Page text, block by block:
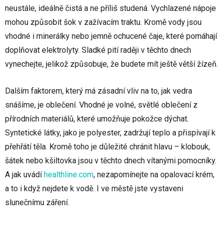
neustále, ideálně čistá a ne příliš studená. Vychlazené nápoje
mohou způsobit šok v zažívacím traktu. Kromě vody jsou
vhodné i minerálky nebo jemně ochucené čaje, které pomáhají
doplňovat elektrolyty. Sladké pití raději v těchto dnech
vynechejte, jelikož způsobuje, že budete mít ještě větší žízeň.
Dalším faktorem, který má zásadní vliv na to, jak vedra
snášíme, je oblečení. Vhodné je volné, světlé oblečení z
přírodních materiálů, které umožňuje pokožce dýchat.
Syntetické látky, jako je polyester, zadržují teplo a přispívají k
přehřátí těla. Kromě toho je důležité chránit hlavu – klobouk,
šátek nebo kšiltovka jsou v těchto dnech vítanými pomocníky.
A jak uvádí healthline.com, nezapomínejte na opalovací krém,
a to i když nejdete k vodě. I ve městě jste vystaveni
slunečnímu záření.